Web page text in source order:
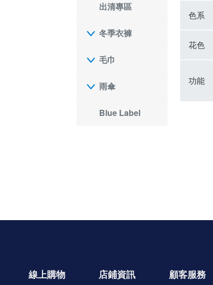
出清專區
冬季衣褲
毛巾
雨傘
Blue Label
色系
花色
功能
線上購物 店鋪資訊 顧客服務